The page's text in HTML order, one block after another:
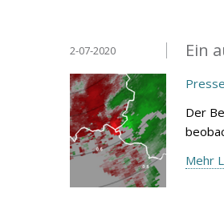
Ein
2-07-2020
Der
Mehr